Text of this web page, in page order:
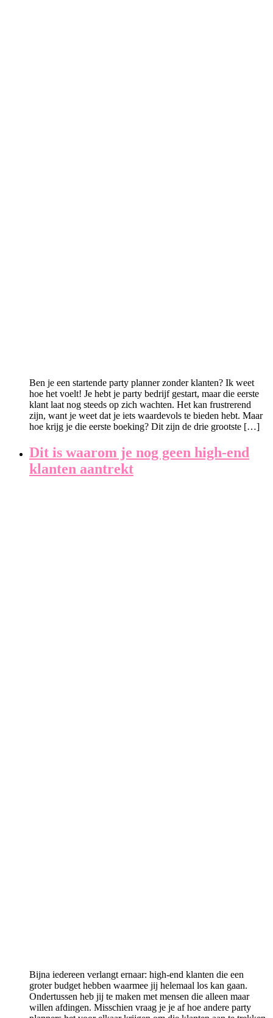
Ben je een startende party planner zonder klanten? Ik weet
hoe het voelt! Je hebt je party bedrijf gestart, maar die eerste
klant laat nog steeds op zich wachten. Het kan frustrerend
zijn, want je weet dat je iets waardevols te bieden hebt. Maar
hoe krijg je die eerste boeking? Dit zijn de drie grootste […]
Dit is waarom je nog geen high-end
klanten aantrekt
Bijna iedereen verlangt ernaar: high-end klanten die een
groter budget hebben waarmee jij helemaal los kan gaan.
Ondertussen heb jij te maken met mensen die alleen maar
willen afdingen. Misschien vraag je je af hoe andere party